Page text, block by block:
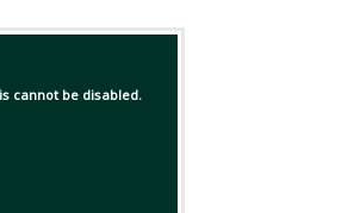
cannot be disabled.